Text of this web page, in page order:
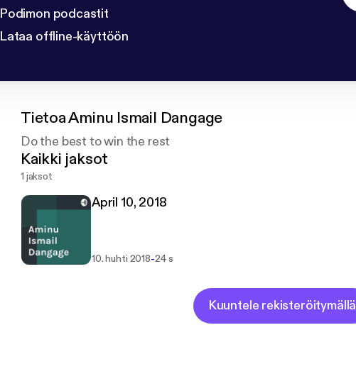
Podimon podcastit
Lataa offline-käyttöön
TietoaAminu Ismail Dangage
Do the best to win the rest
Kaikki jaksot
1 jaksot
April 10, 2018
10. huhti 2018-24 s
Kuuntele rekisteröitymällä